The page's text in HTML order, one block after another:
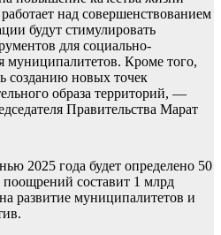
над совершенствованием
будут стимулировать
для социально-
муниципалитетов. Кроме того,
созданию новых точек
образа территорий, —
Правительства Марат
2025 года будет определено 50
составит 1 млрд
развитие муниципалитетов и